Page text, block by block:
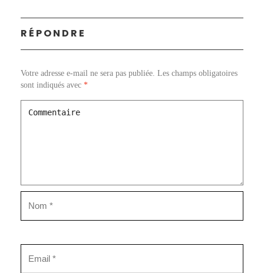
RÉPONDRE
Votre adresse e-mail ne sera pas publiée. Les champs obligatoires
sont indiqués avec *